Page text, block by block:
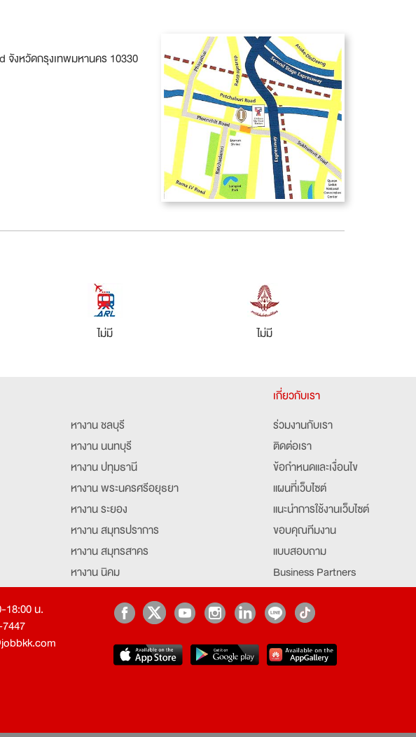
จังหวัดกรุงเทพมหานคร 10330
ไม่มี ไม่มี
หางาน ชลบุรี
หางาน นนทบุรี
หางาน ปทุมธานี
หางาน พระนครศรีอยุธยา
หางาน ระยอง
หางาน สมุทรปราการ
หางาน สมุทรสาคร
หางาน นิคม
หางานอยุธยา
เกี่ยวกับเรา
ร่วมงานกับเรา
ติดต่อเรา
ข้อกำหนดและเงื่อนไข
แผนที่เว็บไซต์
แนะนำการใช้งานเว็บไซต์
ขอบคุณทีมงาน
แบบสอบถาม
Business Partners
Partner มหาวิทยาลัย
Job Index
job
18:00 น.